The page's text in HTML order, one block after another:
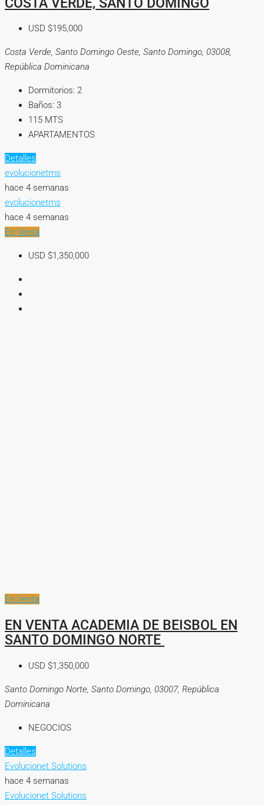
USD $195,000
Costa Verde, Santo Domingo Oeste, Santo Domingo, 03008,
República Dominicana
Dormitorios: 2
Baños: 3
115 MTS
APARTAMENTOS
Detalles
evolucionetms
hace 4 semanas
evolucionetms
hace 4 semanas
En Venta
USD $1,350,000
En Venta
EN VENTA ACADEMIA DE BEISBOL EN
SANTO DOMINGO NORTE
USD $1,350,000
Santo Domingo Norte, Santo Domingo, 03007, República
Dominicana
NEGOCIOS
Detalles
Evolucionet Solutions
hace 4 semanas
Evolucionet Solutions